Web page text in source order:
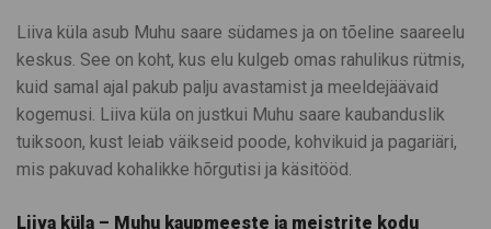
Liiva küla asub Muhu saare südames ja on tõeline saareelu
keskus. See on koht, kus elu kulgeb omas rahulikus rütmis,
kuid samal ajal pakub palju avastamist ja meeldejäävaid
kogemusi. Liiva küla on justkui Muhu saare kaubanduslik
tuiksoon, kust leiab väikseid poode, kohvikuid ja pagariäri,
mis pakuvad kohalikke hõrgutisi ja käsitööd.
Liiva küla – Muhu kaupmeeste ja meistrite kodu